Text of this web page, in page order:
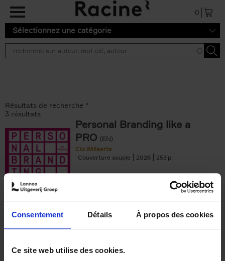
Consentement Détails À propos des cookies
Ce site web utilise des cookies.
Aller au contenu principal
0
Sélectionnez une catégorie
Résultats de recherche ''
3 résultats
Personal Branding like a
PRO (EN)
Clo Willaerts
Couverture souple
2026 253
€34,99